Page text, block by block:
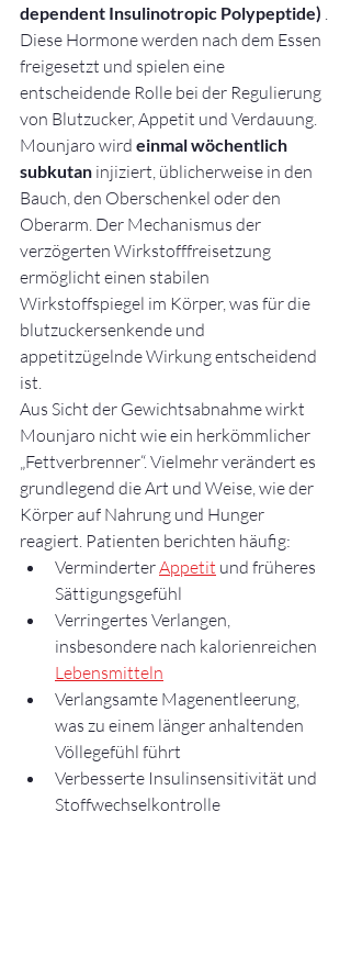
dependent Insulinotropic Polypeptide)
Diese Hormone werden nach dem Essen
freigesetzt und spielen eine
entscheidende Rolle bei der Regulierung
von Blutzucker, Appetit und Verdauung.
Mounjaro wird einmal wöchentlich
subkutan injiziert, üblicherweise in den
Bauch, den Oberschenkel oder den
Oberarm. Der Mechanismus der
verzögerten Wirkstofffreisetzung
ermöglicht einen stabilen
Wirkstoffspiegel im Körper, was für die
blutzuckersenkende und
appetitzügelnde Wirkung entscheidend
ist.
Aus Sicht der Gewichtsabnahme wirkt
Mounjaro nicht wie ein herkömmlicher
„Fettverbrenner“. Vielmehr verändert es
grundlegend die Art und Weise, wie der
Körper auf Nahrung und Hunger
reagiert. Patienten berichten häufig:
Verminderter Appetit und früheres
Sättigungsgefühl
Verringertes Verlangen,
insbesondere nach kalorienreichen
Lebensmitteln
Verlangsamte Magenentleerung,
was zu einem länger anhaltenden
Völlegefühl führt
Verbesserte Insulinsensitivität und
Stoffwechselkontrolle